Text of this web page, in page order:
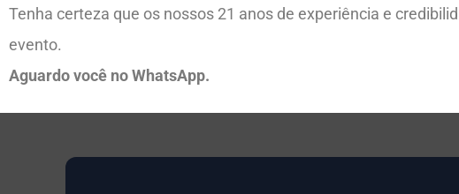
Tenha certeza que os nossos 21 anos de experiência e
evento.
Aguardo você no WhatsApp.